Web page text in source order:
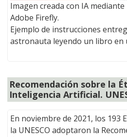
Imagen creada con IA
Adobe Firefly.
Ejemplo de instrucciones
astronauta leyendo un libro en
Recomendación sobre la
Inteligencia Artificial.
En noviembre de 2021, los 193
la UNESCO adoptaron la